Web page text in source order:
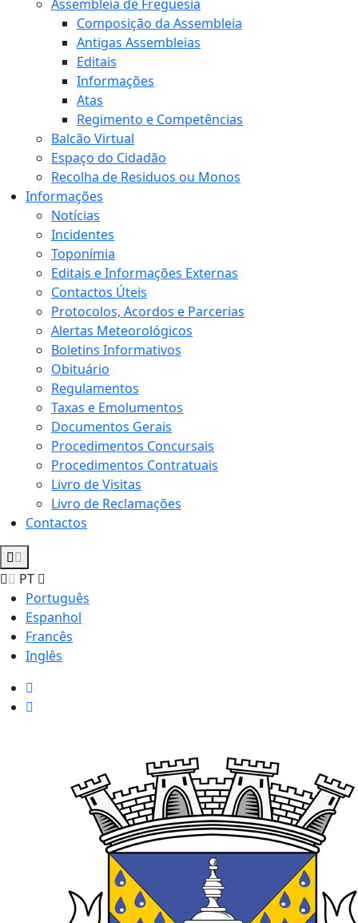
Assembleia de Freguesia
Composição da Assembleia
Antigas Assembleias
Editais
Informações
Atas
Regimento e Competências
Balcão Virtual
Espaço do Cidadão
Recolha de Residuos ou Monos
Informações
Notícias
Incidentes
Toponímia
Editais e Informações Externas
Contactos Úteis
Protocolos, Acordos e Parcerias
Alertas Meteorológicos
Boletins Informativos
Obituário
Regulamentos
Taxas e Emolumentos
Documentos Gerais
Procedimentos Concursais
Procedimentos Contratuais
Livro de Visitas
Livro de Reclamações
Contactos
PT
Português
Espanhol
Francês
Inglês